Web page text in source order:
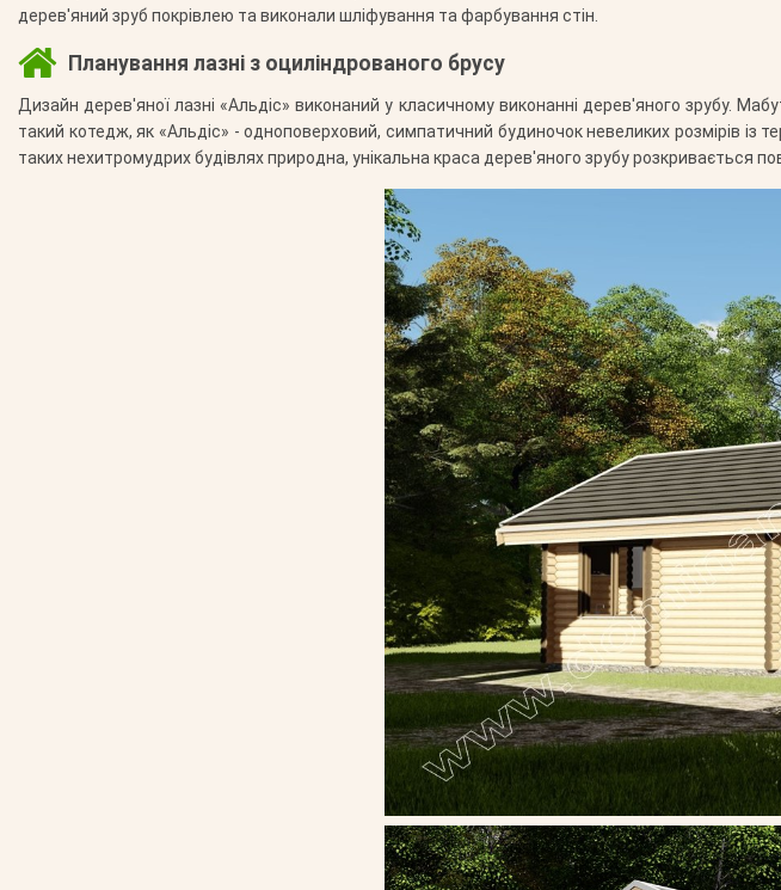
дерев'яний зруб покрівлею та виконали шліфування та фарбування стін.
Планування лазні з оциліндрованого брусу
Дизайн дерев'яної лазні «Альдіс» виконаний у класичному виконанні дерев'яного зрубу.
такий котедж, як «Альдіс» - одноповерховий, симпатичний будиночок невеликих розмірів
таких нехитромудрих будівлях природна, унікальна краса дерев'яного зрубу розкривається